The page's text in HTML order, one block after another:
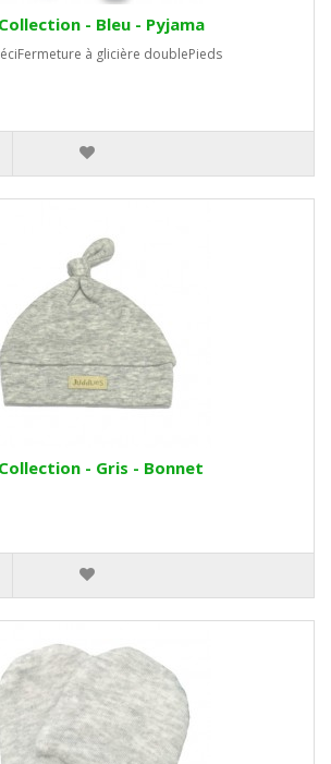
- Bleu - Pyjama
à glicière doublePieds
- Gris - Bonnet